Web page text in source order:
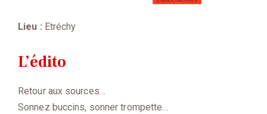
Lieu : Etréchy
L’édito
Retour aux sources…
Sonnez buccins, sonner trompette…